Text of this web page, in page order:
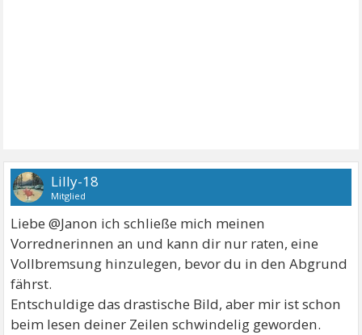
Lilly-18
Mitglied
Liebe @Janon ich schließe mich meinen
Vorrednerinnen an und kann dir nur raten, eine
Vollbremsung hinzulegen, bevor du in den Abgrund
fährst.
Entschuldige das drastische Bild, aber mir ist schon
beim lesen deiner Zeilen schwindelig geworden.